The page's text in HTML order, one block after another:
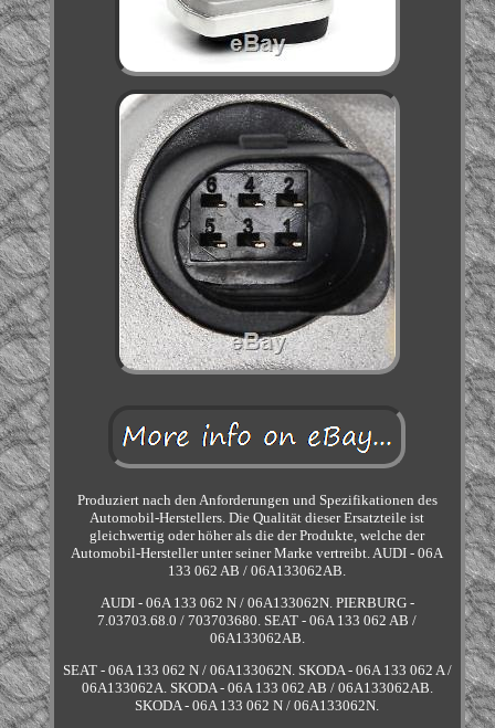
Produziert nach den Anforderungen und Spezifikationen des
Automobil-Herstellers. Die Qualität dieser Ersatzteile ist
gleichwertig oder höher als die der Produkte, welche der
Automobil-Hersteller unter seiner Marke vertreibt. AUDI - 06A
133 062 AB / 06A133062AB.
AUDI - 06A 133 062 N / 06A133062N. PIERBURG -
7.03703.68.0 / 703703680. SEAT - 06A 133 062 AB /
06A133062AB.
SEAT - 06A 133 062 N / 06A133062N. SKODA - 06A 133 062 A /
06A133062A. SKODA - 06A 133 062 AB / 06A133062AB.
SKODA - 06A 133 062 N / 06A133062N.